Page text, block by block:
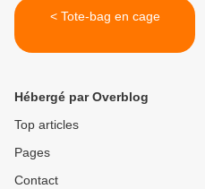
< Tote-bag en cage
Hébergé par Overblog
Top articles
Pages
Contact